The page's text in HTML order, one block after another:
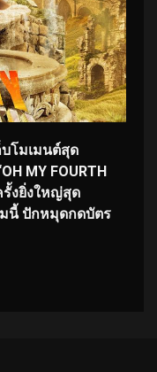
บโมเมนต์สุด
MY FOURTH
รั้งยิ่งใหญ่สุด
นี้ ปักหมุดกดบัตร